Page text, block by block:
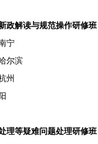
政解读与规范操作研修班
宁
尔滨
州
理等疑难问题处理研修班